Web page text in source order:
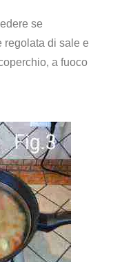
se
regolata di sale e
a fuoco